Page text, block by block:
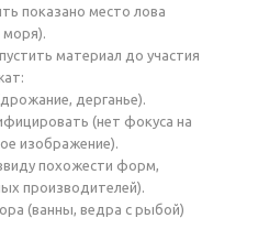
показано место лова
моря).
материал до участия
дерганье).
(нет фокуса на
изображение).
похожести форм,
производителей).
(ванны, ведра с рыбой)